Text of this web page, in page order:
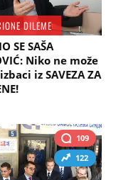
DILEME
SE SAŠA
Niko ne može
iz SAVEZA ZA
109
122